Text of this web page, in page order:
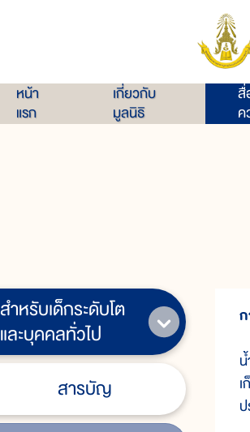
หน้า
แรก
เกี่ยวกับ
มูลนิธิ
สื่
ค
สำหรับเด็กระดับโต
และบุคคลทั่วไป
สารบัญ